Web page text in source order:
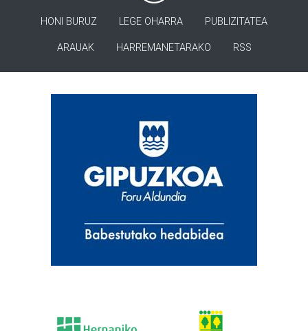
HONI BURUZ LEGE OHARRA PUBLIZITATEA
ARAUAK HARREMANETARAKO RSS